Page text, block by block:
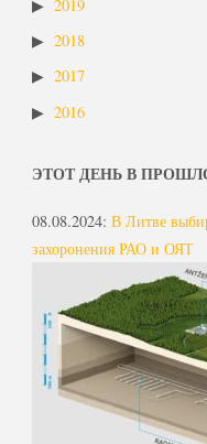
2019
2018
2017
2016
ЭТОТ ДЕНЬ В
08.08.2024: В Литве
захоронения РАО и ОЯТ